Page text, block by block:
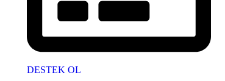
DESTEK OL